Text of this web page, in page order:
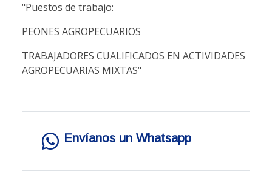
"Puestos de trabajo:
PEONES AGROPECUARIOS
TRABAJADORES CUALIFICADOS EN ACTIVIDADES
AGROPECUARIAS MIXTAS"
Envíanos un Whatsapp